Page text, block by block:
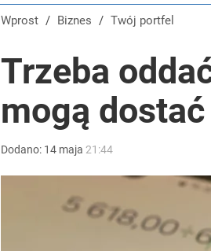
Wprost / Biznes / Twój portfel
Trzeba
mogą
Dodano: 14 maja 21:44